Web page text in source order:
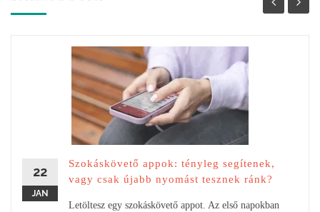
22
JAN
Szokáskövető appok: tényleg segítenek,
vagy csak újabb nyomást tesznek ránk?
Letöltesz egy szokáskövető appot. Az első napokban